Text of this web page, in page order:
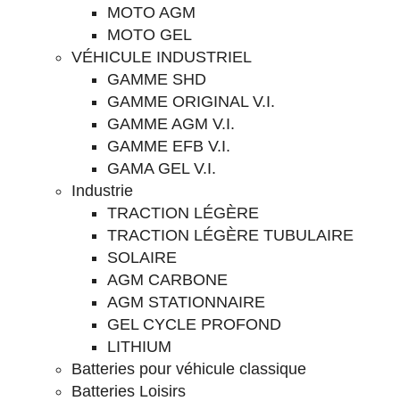
MOTO AGM
MOTO GEL
VÉHICULE INDUSTRIEL
GAMME SHD
GAMME ORIGINAL V.I.
GAMME AGM V.I.
GAMME EFB V.I.
GAMA GEL V.I.
Industrie
TRACTION LÉGÈRE
TRACTION LÉGÈRE TUBULAIRE
SOLAIRE
AGM CARBONE
AGM STATIONNAIRE
GEL CYCLE PROFOND
LITHIUM
Batteries pour véhicule classique
Batteries Loisirs